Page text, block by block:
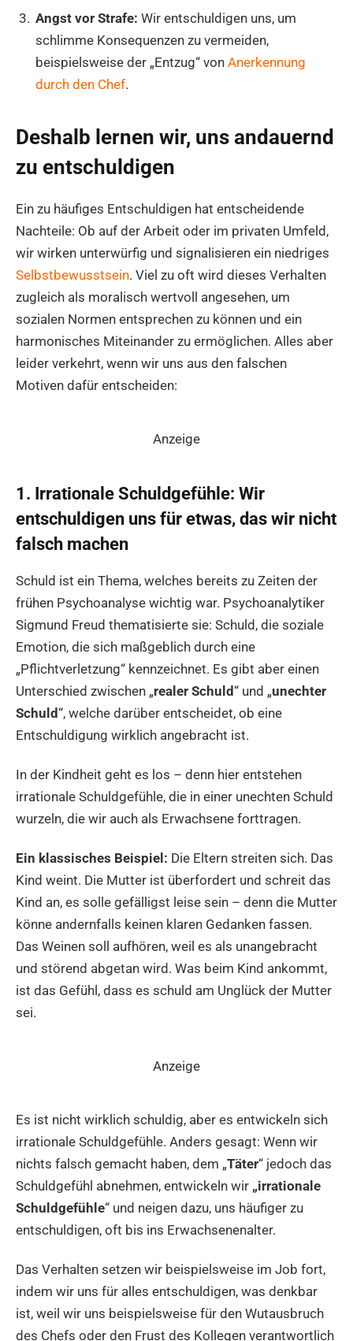
Angst vor Strafe: Wir entschuldigen uns, um
schlimme Konsequenzen zu vermeiden,
beispielsweise der „Entzug“ von Anerkennung
durch den Chef.
Deshalb lernen wir, uns andauernd
zu entschuldigen
Ein zu häufiges Entschuldigen hat entscheidende
Nachteile: Ob auf der Arbeit oder im privaten Umfeld,
wir wirken unterwürfig und signalisieren ein niedriges
Selbstbewusstsein. Viel zu oft wird dieses Verhalten
zugleich als moralisch wertvoll angesehen, um
sozialen Normen entsprechen zu können und ein
harmonisches Miteinander zu ermöglichen. Alles aber
leider verkehrt, wenn wir uns aus den falschen
Motiven dafür entscheiden:
Anzeige
1. Irrationale Schuldgefühle: Wir
entschuldigen uns für etwas, das wir nicht
falsch machen
Schuld ist ein Thema, welches bereits zu Zeiten der
frühen Psychoanalyse wichtig war. Psychoanalytiker
Sigmund Freud thematisierte sie: Schuld, die soziale
Emotion, die sich maßgeblich durch eine
„Pflichtverletzung“ kennzeichnet. Es gibt aber einen
Unterschied zwischen „realer Schuld“ und „unechter
Schuld“, welche darüber entscheidet, ob eine
Entschuldigung wirklich angebracht ist.
In der Kindheit geht es los – denn hier entstehen
irrationale Schuldgefühle, die in einer unechten Schuld
wurzeln, die wir auch als Erwachsene forttragen.
Ein klassisches Beispiel: Die Eltern streiten sich. Das
Kind weint. Die Mutter ist überfordert und schreit das
Kind an, es solle gefälligst leise sein – denn die Mutter
könne andernfalls keinen klaren Gedanken fassen.
Das Weinen soll aufhören, weil es als unangebracht
und störend abgetan wird. Was beim Kind ankommt,
ist das Gefühl, dass es schuld am Unglück der Mutter
sei.
Anzeige
Es ist nicht wirklich schuldig, aber es entwickeln sich
irrationale Schuldgefühle. Anders gesagt: Wenn wir
nichts falsch gemacht haben, dem „Täter“ jedoch das
Schuldgefühl abnehmen, entwickeln wir „irrationale
Schuldgefühle“ und neigen dazu, uns häufiger zu
entschuldigen, oft bis ins Erwachsenenalter.
Das Verhalten setzen wir beispielsweise im Job fort,
indem wir uns für alles entschuldigen, was denkbar
ist, weil wir uns beispielsweise für den Wutausbruch
des Chefs oder den Frust des Kollegen verantwortlich